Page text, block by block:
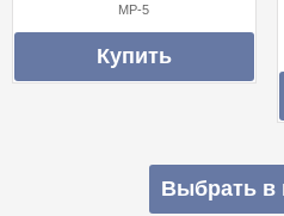
MP-5
Выбрать в